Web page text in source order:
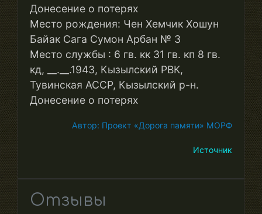
Донесение о потерях
Место рождения: Чен Хемчик Хошун
Байак Сага Сумон Арбан № 3
Место службы : 6 гв. кк 31 гв. кп 8 гв.
кд, __.__.1943, Кызылский РВК,
Тувинская АССР, Кызылский р-н.
Донесение о потерях
Автор: Проект «Дорога памяти» МОРФ
Источник
Отзывы